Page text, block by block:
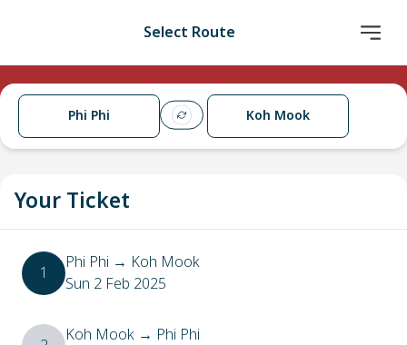
Select Route
Phi Phi Koh Mook
Your Ticket
1 Phi Phi → Koh Mook
Sun 2 Feb 2025
Koh Mook → Phi Phi